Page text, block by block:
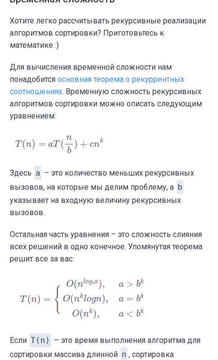
// копируем из leftArray и rightArray
for ( int
if (leftIndex < lengthLeft &&
if (leftArray[leftIndex] <
array[i] =
                leftIndex++;
            }
else
array[i] =
            }
        }
// если все элементы были
if (leftIndex < lengthLeft) {
            leftIndex++;
        }
// если все элементы были
array[i] =
            rightIndex++;
        }
Хотите легко рассчитывать рекурсивные реализации
алгоритмов сортировки? Приготовьтесь к
математике :)
Для вычисления временной сложности нам
понадобится основная теорема о рекуррентных
соотношениях. Временную сложность рекурсивных
алгоритмов сортировки можно описать следующим
уравнением:
Здесь a – это количество меньших рекурсивных
вызовов, на которые мы делим проблему, а b
указывает на входную величину рекурсивных
вызовов.
Остальная часть уравнения – это сложность слияния
всех решений в одно конечное. Упомянутая теорема
решит все за вас:
Если T(n)
– это время выполнения алгоритма для
сортировки массива длинной n , сортировка